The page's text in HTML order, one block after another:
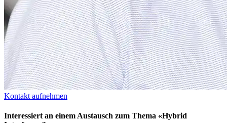
Kontakt aufnehmen
Interessiert an einem Austausch zum Thema «Hybrid